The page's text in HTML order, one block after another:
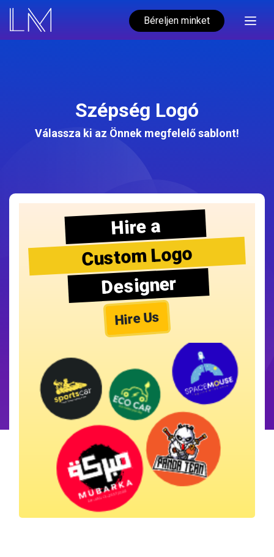
Béreljen minket
Szépség Logó
Válassza ki az Önnek megfelelő sablont!
Hire a
Custom Logo
Designer
Hire Us